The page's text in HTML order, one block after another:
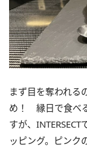
まず目を奪われる
め！ 縁日で食べ
すが、INTERSECT
ッピング。ピンク